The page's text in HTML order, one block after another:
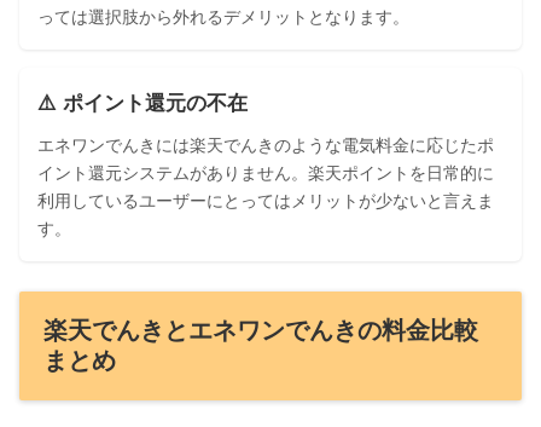
っては選択肢から外れるデメリットとなります。
⚠️ ポイント還元の不在
エネワンでんきには楽天でんきのような電気料金に応じたポ
イント還元システムがありません。楽天ポイントを日常的に
利用しているユーザーにとってはメリットが少ないと言えま
す。
楽天でんきとエネワンでんきの料金比較
まとめ